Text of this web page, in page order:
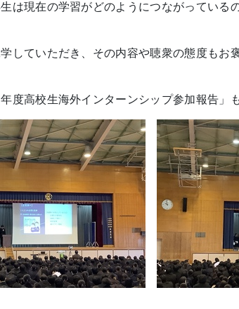
は現在の学習がどのようにつながっている
していただき、その内容や聴衆の態度もお
度高校生海外インターンシップ参加報告」